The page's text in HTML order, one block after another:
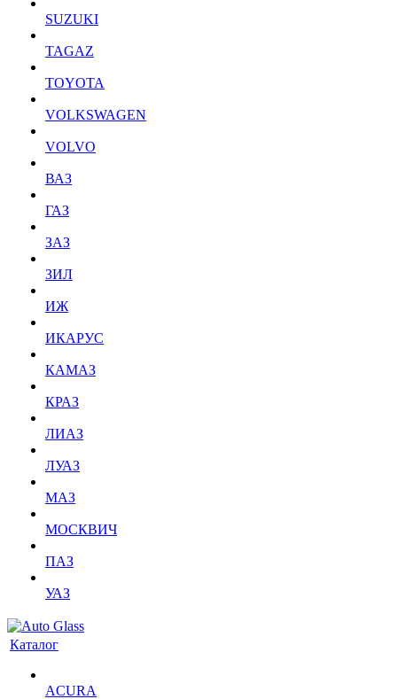
SUZUKI
TAGAZ
TOYOTA
VOLKSWAGEN
VOLVO
ВАЗ
ГАЗ
ЗАЗ
ЗИЛ
ИЖ
ИКАРУС
КАМАЗ
КРАЗ
ЛИАЗ
ЛУАЗ
МАЗ
МОСКВИЧ
ПАЗ
УАЗ
Каталог
ACURA